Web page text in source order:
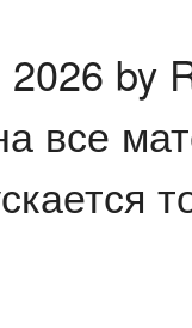
by
все